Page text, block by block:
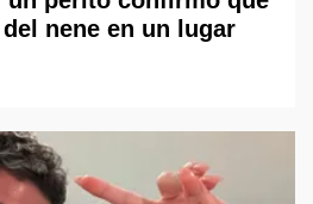
nene en un lugar